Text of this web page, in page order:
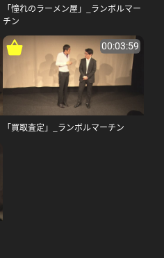
「憧れのラーメン屋」_ランボルマー
チン
00:03:59
「買取査定」_ランボルマーチン